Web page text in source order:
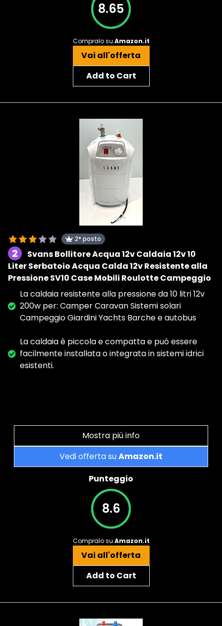
8.65
Compralo su Amazon.it
Vai all'offerta
Add to Cart
2° posto
2
Svans Bollitore Acqua 12v Caldaia 12v 10
Liter Serbatoio Acqua Calda 12v Resistente alla
Pressione SV10 Case Mobili Roulotte Campeggio
La caldaia resistente alla pressione da 10 litri 12v
200w per: Camper Caravan Sistemi solari
Campeggio Giardini Yachts Barche e autobus
La caldaia è piccola e compatta e può essere
facilmente installata o integrata in sistemi idrici
esistenti.
Mostra più info
Vedi offerta suAmazon.it
Punteggio
8.6
Compralo su Amazon.it
Vai all'offerta
Add to Cart